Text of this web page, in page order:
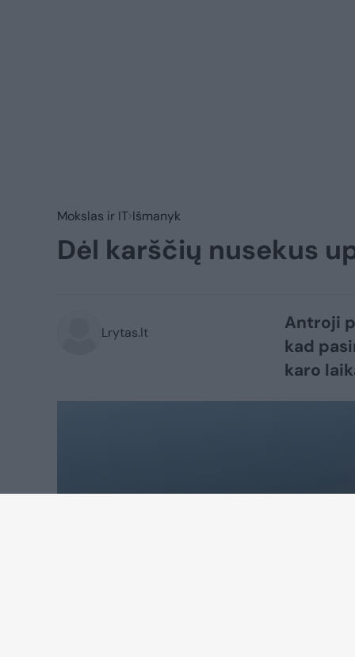
Mokslas ir IT Išmanyk
Dėl karščių nusekus
Lrytas.lt
Antroji
kad
karo